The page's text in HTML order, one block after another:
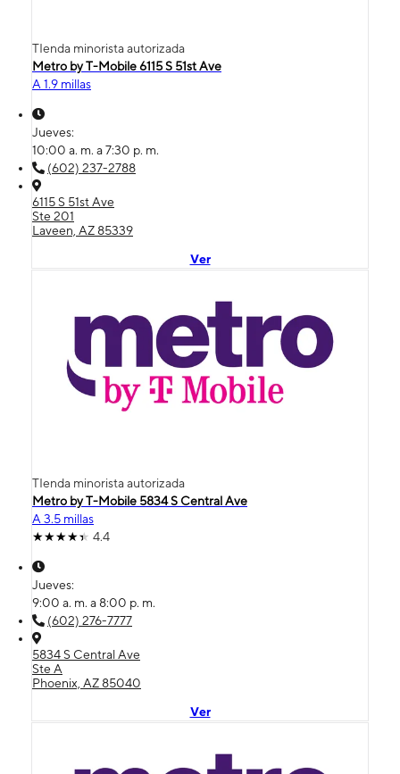
TIenda minorista autorizada
Metro by T-Mobile 6115 S 51st Ave
A 1.9 millas
Jueves:
10:00 a. m. a 7:30 p. m.
(602) 237-2788
6115 S 51st Ave
Ste 201
Laveen, AZ 85339
Ver
TIenda minorista autorizada
Metro by T-Mobile 5834 S Central Ave
A 3.5 millas
4.4
Jueves:
9:00 a. m. a 8:00 p. m.
(602) 276-7777
5834 S Central Ave
Ste A
Phoenix, AZ 85040
Ver